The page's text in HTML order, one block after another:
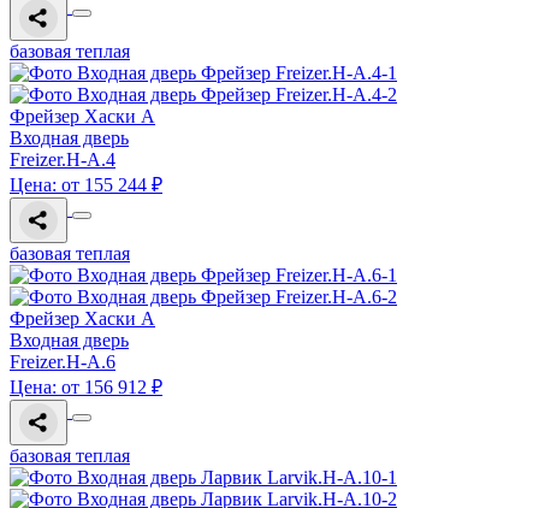
базовая теплая
Фрейзер Хаски A
Входная дверь
Freizer.H-A.4
Цена: от 155 244 ₽
базовая теплая
Фрейзер Хаски A
Входная дверь
Freizer.H-A.6
Цена: от 156 912 ₽
базовая теплая